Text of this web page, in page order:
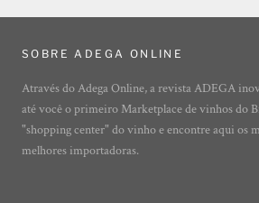
SOBRE ADEGA ONLINE
Através do Adega Online, a revista ADEGA
até você o primeiro Marketplace de vinhos do
"shopping center" do vinho e encontre aqui os
melhores importadoras.